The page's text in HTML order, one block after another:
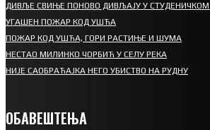
ДИВЉЕ СВИЊЕ ПОНОВО ДИВЉАЈУ У СТУДЕНИЧКОМ
УГАШЕН ПОЖАР КОД УШЋА
ПОЖАР КОД УШЋА, ГОРИ РАСТИЊЕ И ШУМА
НЕСТАО МИЛИНКО ЧОРБИЋ У СЕЛУ РЕКА
НИЈЕ САОБРАЋАЈКА НЕГО УБИСТВО НА РУДНУ
ОБАВЕШТЕЊА